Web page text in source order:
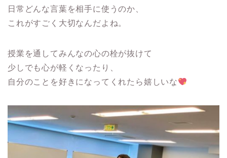
日常どんな言葉を相手に使うのか、
これがすごく大切なんだよね。
授業を通してみんなの心の栓が抜けて
少しでも心が軽くなったり、
自分のことを好きになってくれたら嬉しいな